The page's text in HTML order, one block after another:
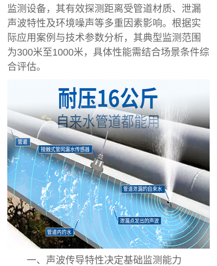
监测设备，其有效探测距离受管道材质、泄漏
声波特性及环境噪声等多重因素影响。根据实
际应用案例与技术参数分析，其典型监测范围
为300米至1000米，具体性能需结合场景条件综
合评估。
一、声波传导特性决定基础监测能力